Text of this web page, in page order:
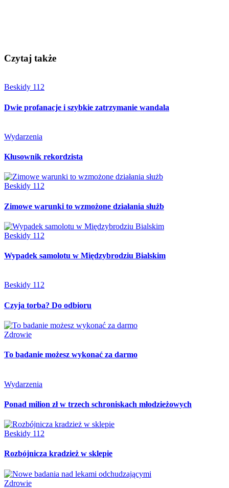
Czytaj także
Beskidy 112
Dwie profanacje i szybkie zatrzymanie wandala
Wydarzenia
Kłusownik rekordzista
Beskidy 112
Zimowe warunki to wzmożone działania służb
Beskidy 112
Wypadek samolotu w Międzybrodziu Bialskim
Beskidy 112
Czyja torba? Do odbioru
Zdrowie
To badanie możesz wykonać za darmo
Wydarzenia
Ponad milion zł w trzech schroniskach młodzieżowych
Beskidy 112
Rozbójnicza kradzież w sklepie
Zdrowie